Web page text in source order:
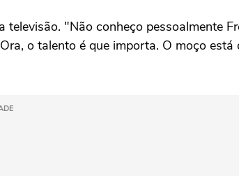
"Não conheço pessoalmente
o talento é que importa. O moço está